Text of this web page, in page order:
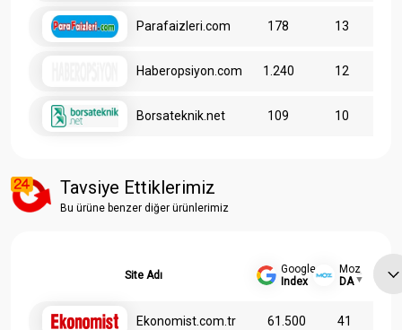
Parafaizleri.com 178 13
Haberopsiyon.com 1.240 12
Borsateknik.net 109 10
Tavsiye Ettiklerimiz
Bu ürüne benzer diğer ürünlerimiz
Site Adı
Google
Index
Moz
DA
Ekonomist.com.tr 61.500 41